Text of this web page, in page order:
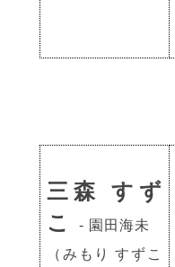
三森 すず
こ
- 園田海未
（みもり すずこ